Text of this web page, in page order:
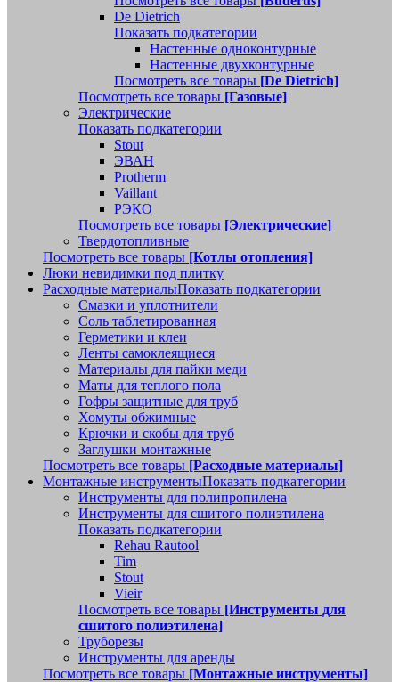
De Dietrich
Показать подкатегории
Настенные одноконтурные
Настенные двухконтурные
Посмотреть все товары [De Dietrich]
Посмотреть все товары [Газовые]
Электрические
Показать подкатегории
Stout
ЭВАН
Protherm
Vaillant
РЭКО
Посмотреть все товары [Электрические]
Твердотопливные
Посмотреть все товары [Котлы отопления]
Люки невидимки под плитку
Расходные материалыПоказать подкатегории
Смазки и уплотнители
Соль таблетированная
Герметики и клеи
Ленты самоклеящиеся
Материалы для пайки меди
Маты для теплого пола
Гофры защитные для труб
Хомуты обжимные
Крючки и скобы для труб
Заглушки монтажные
Посмотреть все товары [Расходные материалы]
Монтажные инструментыПоказать подкатегории
Инструменты для полипропилена
Инструменты для сшитого полиэтилена
Показать подкатегории
Rehau Rautool
Tim
Stout
Vieir
Посмотреть все товары [Инструменты для
сшитого полиэтилена]
Труборезы
Инструменты для аренды
Посмотреть все товары [Монтажные инструменты]